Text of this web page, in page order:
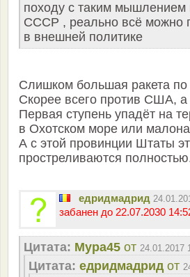
походу с таким мышлением
СССР , реально всё можно
в внешней политике
Слишком большая ракета по
Скорее всего против США,
Первая ступень упадёт на
в Охотском море или
А с этой провинции Штаты
простреливаются
едридмадрид
забанен до 22.07.2030
Цитата: Мура45 от 24.01.2017
Цитата: едридмадрид от